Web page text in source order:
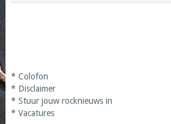
* Colofon
* Disclaimer
* Stuur jouw rocknieuws in
* Vacatures